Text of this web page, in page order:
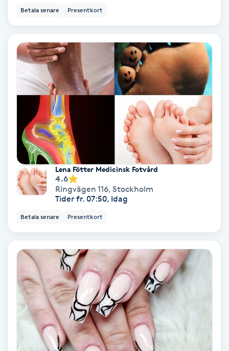
Nagelförlängning akryl
Nagelförlängning gelé
Nagelförlängning glasfiber
Nagelförlängning silke
Nagelförstärkning
Nagelklippning
Nagelsvamp
Nagelvård
Naglar borttagning
Naglar reparation
Naprapati
Betala senare Presentkort
Lena Fötter Medicinsk Fotvård
4.6
Ringvägen 116, Stockholm
Tider fr. 07:50, Idag
Betala senare Presentkort